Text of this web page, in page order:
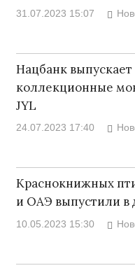
31.07.2023 15:07
Нацбанк
коллекционные
JYL
24.07.2023 17:40
Краснокнижных
и ОАЭ выпустили в
10.05.2023 15:30